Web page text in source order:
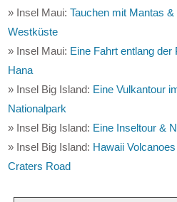
» Insel Maui:Tauchen mit Mantas
Westküste
» Insel Maui: Eine Fahrt entlang
Hana
» Insel Big Island: Eine Vulkantour
Nationalpark
» Insel Big Island: Eine Inseltour &
» Insel Big Island: Hawaii
Craters Road